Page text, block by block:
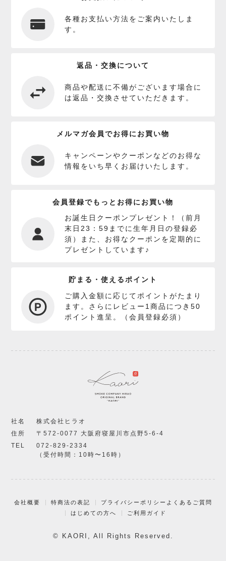
各種お支払い方法をご案内いたしま
す。
返品・交換について
商品や配送に不備がございます場合に
は返品・交換させていただきます。
メルマガ会員でお得にお買い物
キャンペーンやクーポンなどのお得な
情報をいち早くお届けいたします。
会員登録でもっとお得にお買い物
お誕生日クーポンプレゼント！（前月
末日23：59までに生年月日の登録必
須）また、お得なクーポンを定期的に
プレゼントしています♪
貯まる・使えるポイント
ご購入金額に応じてポイントがたまり
ます。さらにレビュー1商品につき50
ポイント進呈。（会員登録必須）
社名
株式会社ヒラオ
住所
〒572-0077 大阪府寝屋川市点野5-6-4
TEL
072-829-2334
（受付時間：10時〜16時）
会社概要 特商法の表記 プライバシーポリシー よくあるご質問
はじめての方へ
ご利用ガイド
© KAORI, All Rights Reserved.